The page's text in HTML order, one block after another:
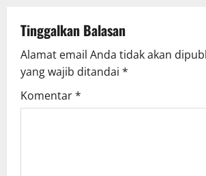
v
i
g
Tinggalkan Balasan
Alamat email Anda tidak akan
yang wajib ditandai *
Komentar*